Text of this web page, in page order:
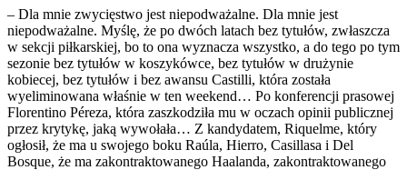
– Dla mnie zwycięstwo jest niepodważalne. Dla mnie jest
niepodważalne. Myślę, że po dwóch latach bez tytułów, zwłaszcza
w sekcji piłkarskiej, bo to ona wyznacza wszystko, a do tego po tym
sezonie bez tytułów w koszykówce, bez tytułów w drużynie
kobiecej, bez tytułów i bez awansu Castilli, która została
wyeliminowana właśnie w ten weekend… Po konferencji prasowej
Florentino Péreza, która zaszkodziła mu w oczach opinii publicznej
przez krytykę, jaką wywołała… Z kandydatem, Riquelme, który
ogłosił, że ma u swojego boku Raúla, Hierro, Casillasa i Del
Bosque, że ma zakontraktowanego Haalanda, zakontraktowanego